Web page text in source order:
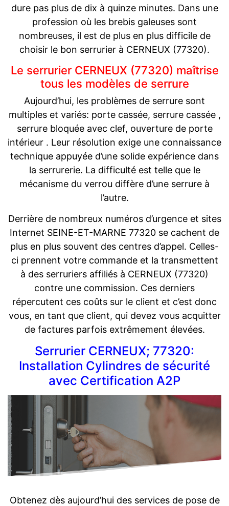
dure pas plus de dix à quinze minutes. Dans une
profession où les brebis galeuses sont
nombreuses, il est de plus en plus difficile de
choisir le bon serrurier à CERNEUX (77320).
Le serrurier CERNEUX (77320) maîtrise
tous les modèles de serrure
Aujourd’hui, les problèmes de serrure sont
multiples et variés: porte cassée, serrure cassée ,
serrure bloquée avec clef, ouverture de porte
intérieur . Leur résolution exige une connaissance
technique appuyée d’une solide expérience dans
la serrurerie. La difficulté est telle que le
mécanisme du verrou diffère d’une serrure à
l’autre.
Derrière de nombreux numéros d’urgence et sites
Internet SEINE-ET-MARNE 77320 se cachent de
plus en plus souvent des centres d’appel. Celles-
ci prennent votre commande et la transmettent
à des serruriers affiliés à CERNEUX (77320)
contre une commission. Ces derniers
répercutent ces coûts sur le client et c’est donc
vous, en tant que client, qui devez vous acquitter
de factures parfois extrêmement élevées.
Serrurier CERNEUX; 77320:
Installation Cylindres de sécurité
avec Certification A2P
Obtenez dès aujourd’hui des services de pose de